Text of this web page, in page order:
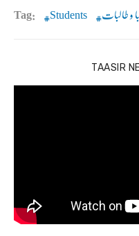
Tag: Students و طالبات
TAASIR